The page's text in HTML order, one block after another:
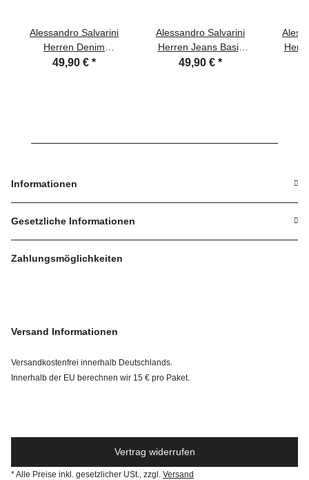
Alessandro Salvarini
Herren Denim
Jeanshose Stretch
49,90 € *
Alessandro Salvarini
Herren Jeans Basic
Stretch Hellblau
49,90 € *
Informationen
Gesetzliche Informationen
Zahlungsmöglichkeiten
Versand Informationen
Versandkostenfrei innerhalb Deutschlands.
Innerhalb der EU berechnen wir 15 € pro Paket.
Vertrag widerrufen
* Alle Preise inkl. gesetzlicher USt., zzgl. Versand